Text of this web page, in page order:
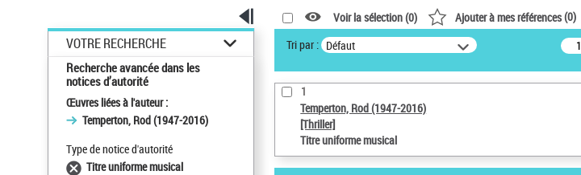
VOTRE RECHERCHE
Recherche avancée dans les
notices d’autorité
Œuvres liées à l'auteur :
Temperton, Rod (1947-2016)
Type de notice d'autorité
Titre uniforme musical
Voir la sélection (0) Ajouter à mes références(0)
Tri par : Défaut
1
Temperton, Rod (1947-2016)
[Thriller]
Titre uniforme musical